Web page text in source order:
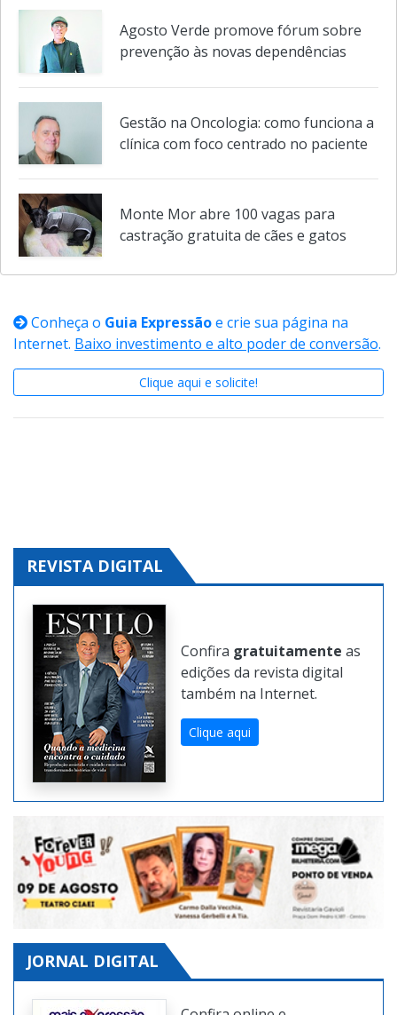
Agosto Verde promove fórum sobre
prevenção às novas dependências
Gestão na Oncologia: como funciona a
clínica com foco centrado no paciente
Monte Mor abre 100 vagas para
castração gratuita de cães e gatos
Conheça o Guia Expressão e crie sua página na
Internet. Baixo investimento e alto poder de conversão.
Clique aqui e solicite!
REVISTA DIGITAL
Confira gratuitamente
edições da revista digital
Clique aqui
JORNAL DIGITAL